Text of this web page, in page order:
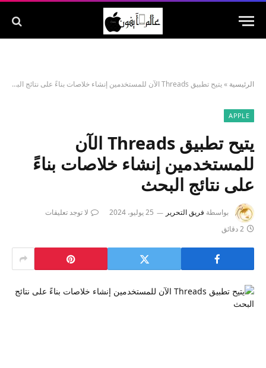
الرئيسية »يتيح تطبيق Threads الآن للمستخدمين إنشاء خلاصات بناءً على نتائج البحث
APPLE
يتيح تطبيق Threads الآن
للمستخدمين إنشاء خلاصات بناءً
على نتائج البحث
بواسطة فريق التحرير 25 يوليو، 2024
لا توجد تعليقات
2 دقائق